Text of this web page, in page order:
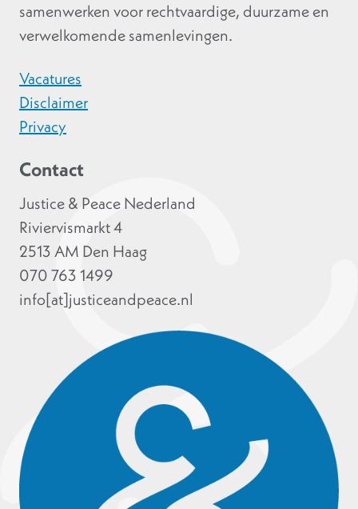
samenwerken voor rechtvaardige, duurzame en
verwelkomende samenlevingen.
Vacatures
Disclaimer
Privacy
Contact
Justice & Peace Nederland
Riviervismarkt 4
2513 AM Den Haag
070 763 1499
info[at]justiceandpeace.nl